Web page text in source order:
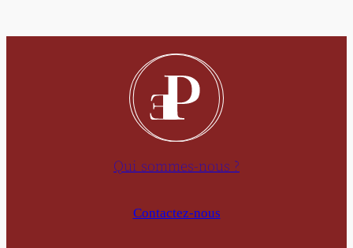
Qui sommes-nous ?
Contactez-nous